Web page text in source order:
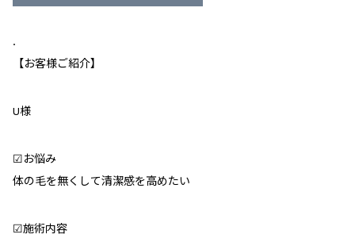
.
【お客様ご紹介】
U様
☑︎お悩み
体の毛を無くして清潔感を高めたい
☑︎施術内容